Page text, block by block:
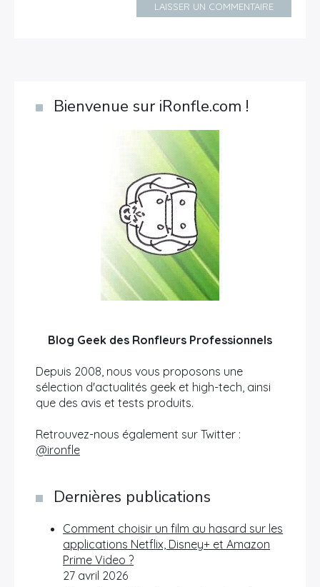
LAISSER UN COMMENTAIRE
Bienvenue sur iRonfle.com !
Blog Geek des Ronfleurs Professionnels
Depuis 2008, nous vous proposons une
sélection d'actualités geek et high-tech, ainsi
que des avis et tests produits.
Retrouvez-nous également sur Twitter :
@ironfle
Dernières publications
Comment choisir un film au hasard sur les
applications Netflix, Disney+ et Amazon
Prime Video ?
27 avril 2026